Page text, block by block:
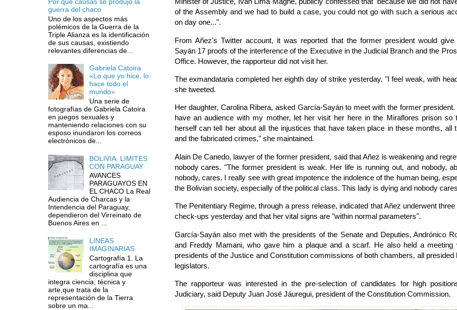
of the Assembly and we had to build a case, you could not go with such a serious
on day one...".
From Añez's Twitter account, it was reported that the former president would give
Sayán 17 proofs of the interference of the Executive in the Judicial Branch and the
Office. However, the rapporteur did not visit her.
The exmandataria completed her eighth day of strike yesterday. "I feel weak, with
she tweeted.
Her daughter, Carolina Ribera, asked García-Sayán to meet with the former president.
have an audience with my mother, let her visit her here in the Miraflores prison so
herself can tell her about all the injustices that have taken place in these months, all
and the fabricated crimes," she maintained.
Alain De Canedo, lawyer of the former president, said that Añez is weakening and
nobody cares. "The former president is weak. Her life is running out, and nobody,
nobody, cares. I really see with great impotence the indolence of the human being,
the Bolivian society, especially of the political class. This lady is dying and nobody
The Penitentiary Regime, through a press release, indicated that Añez underwent
check-ups yesterday and that her vital signs are "within normal parameters".
García-Sayán also met with the presidents of the Senate and Deputies, Andrónico
and Freddy Mamani, who gave him a plaque and a scarf. He also held a meeting
presidents of the Justice and Constitution commissions of both chambers, all presided
legislators.
The rapporteur was interested in the pre-selection of candidates for high
Judiciary, said Deputy Juan José Jáuregui, president of the Constitution Commission.
guerra del chaco
Uno de los aspectos más
polémicos de la Guerra de la
Triple Alianza es la identificación
de sus causas, existiendo
relevantes diferencias de...
Gabriela Catoira
«Lo que yo hice, lo
hace todo el
mundo»
Una serie de
fotografías de Gabriela Catoira
en juegos sexuales y
manteniendo relaciones con su
esposo inundaron los correos
electrónicos de...
BOLIVIA: LIMITES
CON PARAGUAY
AVANCES
PARAGUAYOS EN
EL CHACO La Real
Audiencia de Charcas y la
Intendencia del Paraguay,
dependieron del Virreinato de
Buenos Aires en ...
LINEAS
IMAGINARIAS
Cartografía 1. La
cartografía es una
disciplina que
integra ciencia, técnica y
arte,que trata de la
representación de la Tierra
sobre un ma...